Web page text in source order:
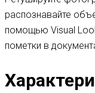
распознавайте
помощью Visual
пометки в